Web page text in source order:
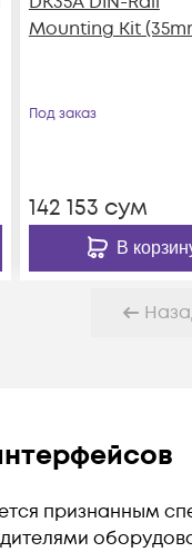
Mounting Kit
Под заказ
142 153 сум
В
признанным